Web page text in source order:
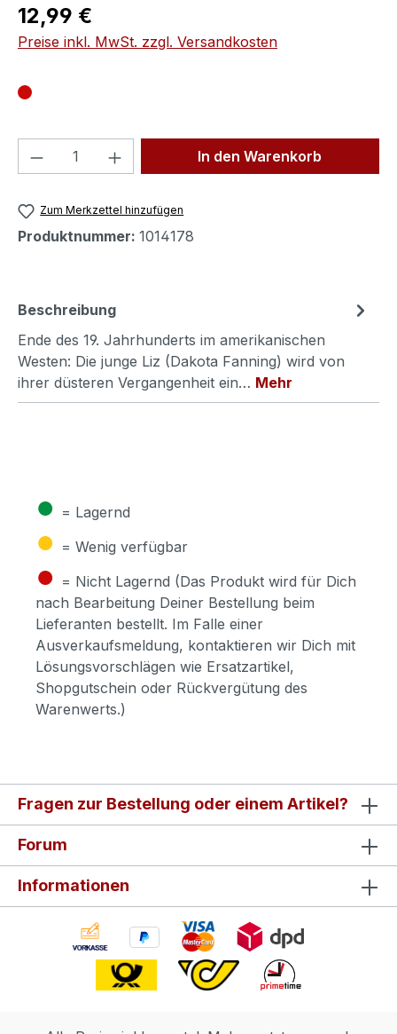
Regulärer Preis:
12,99 €
Preise inkl. MwSt. zzgl. Versandkosten
Produkt Anzahl: Gib denIn den Warenkorb
Zum Merkzettel hinzufügen
Produktnummer: 1014178
Beschreibung
Ende des 19. Jahrhunderts im amerikanischen
Westen: Die junge Liz (Dakota Fanning) wird von
ihrer düsteren Vergangenheit ein… Mehr
● = Lagernd
● = Wenig verfügbar
● = Nicht Lagernd (Das Produkt wird für Dich
nach Bearbeitung Deiner Bestellung beim
Lieferanten bestellt. Im Falle einer
Ausverkaufsmeldung, kontaktieren wir Dich mit
Lösungsvorschlägen wie Ersatzartikel,
Shopgutschein oder Rückvergütung des
Warenwerts.)
Fragen zur Bestellung oder einem Artikel?
Forum
Informationen